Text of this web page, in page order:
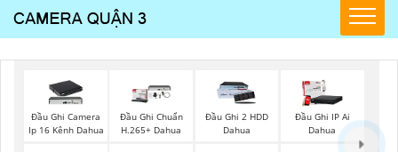
Đầu Ghi Camera
Ip 16 Kênh Dahua
Đầu Ghi Chuẩn
H.265+ Dahua
Đầu Ghi 2 HDD
Dahua
Đầu Ghi IP Ai
Dahua